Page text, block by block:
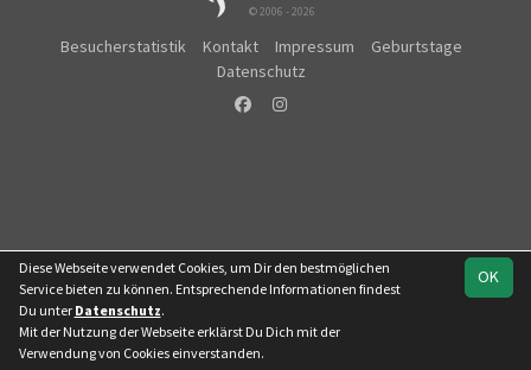
© 2006 - 2026
Besucherstatistik Kontakt Impressum
Geburtstage
Datenschutz
OK
Diese Webseite verwendet Cookies, um Dir den bestmöglichen
Service bieten zu können. Entsprechende Informationen findest
Du unter Datenschutz.
Mit der Nutzung der Webseite erklärst Du Dich mit der
Verwendung von Cookies einverstanden.